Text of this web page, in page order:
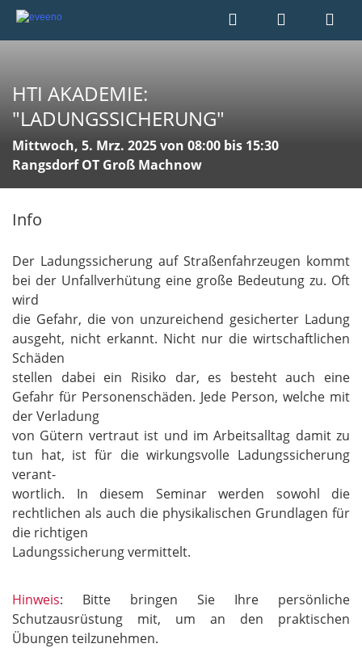
HTI AKADEMIE:
"LADUNGSSICHERUNG"
Mittwoch, 5. Mrz. 2025 von 08:00 bis 15:30
Rangsdorf OT Groß Machnow
Info
Der Ladungssicherung auf Straßenfahrzeugen kommt
bei der Unfallverhütung eine große Bedeutung zu. Oft
wird
die Gefahr, die von unzureichend gesicherter Ladung
ausgeht, nicht erkannt. Nicht nur die wirtschaftlichen
Schäden
stellen dabei ein Risiko dar, es besteht auch eine
Gefahr für Personenschäden. Jede Person, welche mit
der Verladung
von Gütern vertraut ist und im Arbeitsalltag damit zu
tun hat, ist für die wirkungsvolle Ladungssicherung
verant-
wortlich. In diesem Seminar werden sowohl die
rechtlichen als auch die physikalischen Grundlagen für
die richtigen
Ladungssicherung vermittelt.
Hinweis: Bitte bringen Sie Ihre persönliche
Schutzausrüstung mit, um an den praktischen
Übungen teilzunehmen.